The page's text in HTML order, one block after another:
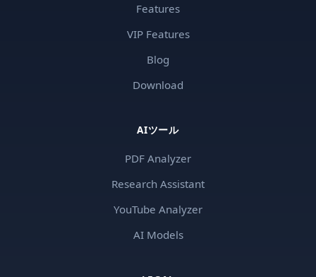
Features
VIP Features
Blog
Download
AIツール
PDF Analyzer
Research Assistant
YouTube Analyzer
AI Models